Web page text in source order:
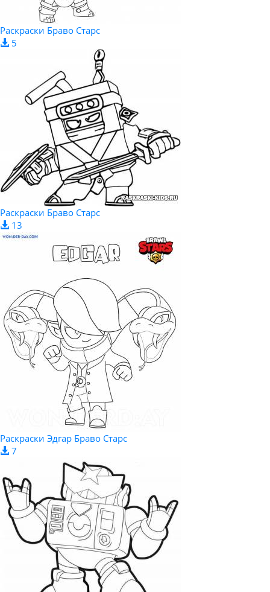
Раскраски Браво Старс
5
Раскраски Браво Старс
13
Раскраски Эдгар Браво Старс
7